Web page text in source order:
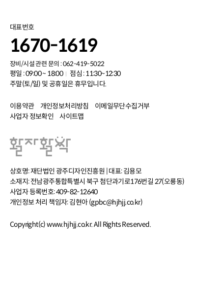
상호명: 재단법인 광주디자인진흥원 | 대표: 김용모
소재지: 전남광주통합특별시 북구 첨단과기로176번길 27(오룡동)
사업자 등록번호: 409-82-12640
개인정보 처리 책임자: 김현아 (gpbc@hjhjj.co.kr)
Copyright(c) www.hjhjj.co.kr. All Rights Reserved.
대표번호
1670-1619
장비/시설 관련 문의 : 062-419-5022
평일 : 09:00 ~ 18:00
점심 : 11:30~12:30
주말(토/일) 및 공휴일은 휴무입니다.
이용약관 개인정보처리방침
이메일무단수집거부
사업자 정보확인
사이트맵